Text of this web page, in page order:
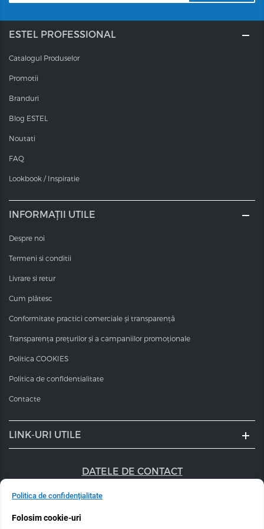
umed și curat
distribuiți uniform pe întreaga lungime
Poate fi utilizată zilnic, se îndepărtează ușor la
Coafură voluminoasă și aerată, cu bucle definite
Păr moale, strălucitor și protejat
Styling de salon, gata pentru întreaga zi
Specificații produs
Beneficiu principal: fixare puternică + volum +
protecție
Gama: Airex
ESTEL PROFESSIONAL
Catalogul Produselor
Promotii
Branduri
Blog ESTEL
Noutati
FAQ
Lookbook / Inspiratie
INFORMAȚII UTILE
Despre noi
Termeni si conditii
Livrare si retur
Cum plătesc
Conformitate practici comerciale și transparență
Transparența prețurilor și a campaniilor promoționale
Politica COOKIES
Politica de confidentialitate
Contacte
LINK-URI UTILE
DATELE DE CONTACT
+40 747 056 359
Politica de confidențialitate
Folosim cookie-uri